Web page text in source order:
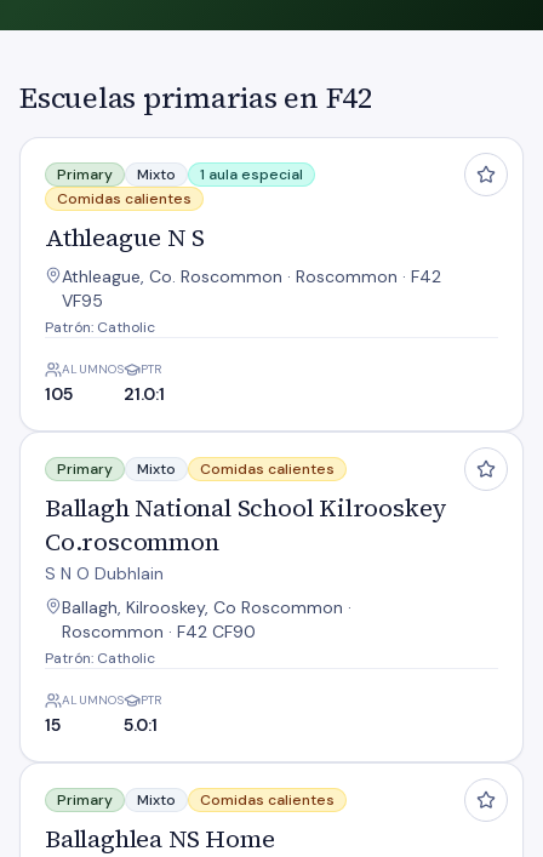
Escuelas primarias en F42
Athleague N S
Primary Mixto
1 aula especial
Comidas calientes
Athleague N S
Athleague, Co. Roscommon · Roscommon · F42
VF95
Patrón: Catholic
ALUMNOS
105
PTR
21.0:1
Ballagh National School Kilrooskey Co.roscommon
Primary Mixto Comidas calientes
Ballagh National School Kilrooskey
Co.roscommon
S N O Dubhlain
Ballagh, Kilrooskey, Co Roscommon ·
Roscommon · F42 CF90
Patrón: Catholic
ALUMNOS
15
PTR
5.0:1
Ballaghlea NS Home
Primary Mixto Comidas calientes
Ballaghlea NS Home